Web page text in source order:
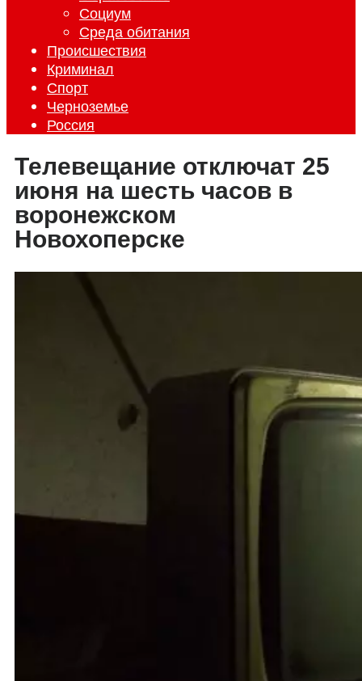
Социум
Среда обитания
Происшествия
Криминал
Спорт
Черноземье
Россия
Телевещание отключат 25
июня на шесть часов в
воронежском
Новохоперске